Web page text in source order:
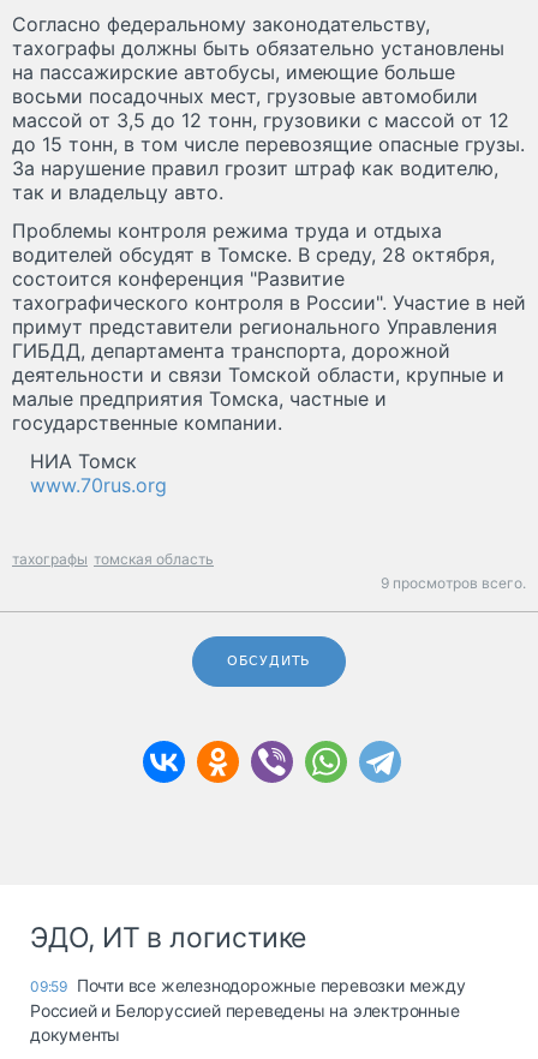
Согласно федеральному законодательству,
тахографы должны быть обязательно установлены
на пассажирские автобусы, имеющие больше
восьми посадочных мест, грузовые автомобили
массой от 3,5 до 12 тонн, грузовики с массой от 12
до 15 тонн, в том числе перевозящие опасные грузы.
За нарушение правил грозит штраф как водителю,
так и владельцу авто.
Проблемы контроля режима труда и отдыха
водителей обсудят в Томске. В среду, 28 октября,
состоится конференция "Развитие
тахографического контроля в России". Участие в ней
примут представители регионального Управления
ГИБДД, департамента транспорта, дорожной
деятельности и связи Томской области, крупные и
малые предприятия Томска, частные и
государственные компании.
НИА Томск
www.70rus.org
тахографы томская область
9 просмотров всего.
ОБСУДИТЬ
ЭДО, ИТ в логистике
09:59 Почти все железнодорожные перевозки между
Россией и Белоруссией переведены на электронные
документы